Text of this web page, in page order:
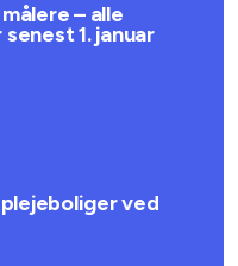
– alle
1. januar
ved